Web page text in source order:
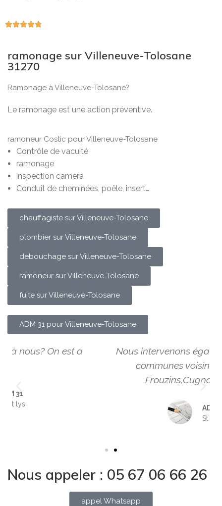

ramonage sur Villeneuve-Tolosane
31270
Ramonage à Villeneuve-Tolosane?
Le ramonage est une action préventive.
ramoneur Costic pour Villeneuve-Tolosane
Contrôle de vacuité
ramonage
inspection camera
Conduit de cheminées, poêle, insert…
chauffagiste sur Villeneuve-Tolosane
plombier sur Villeneuve-Tolosane
debouchage sur Villeneuve-Tolosane
ramoneur sur Villeneuve-Tolosane
fuite sur Villeneuve-Tolosane
ADM 31 pour Villeneuve-Tolosane
Nous intervenons également dans les
communes voisines comme :
Frouzins,Cugnaux,Muret
Nous appeler : 05 67 06 66 26
appel Whatsapp